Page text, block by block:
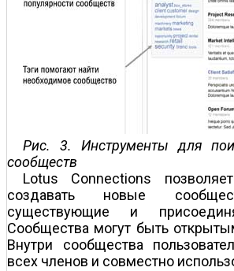
Рис. 3. Инструменты для
сообществ
Lotus Connections
создавать новые
существующие и
Сообщества могут быть
Внутри сообщества
всех членов и совместно